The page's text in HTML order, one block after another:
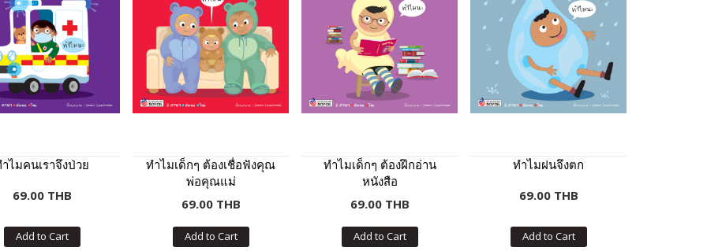
ไมคนเราจึงป่วย
69.00 THB
Add to Cart
ทำไมเด็กๆ ต้องเชื่อฟังคุณ
พ่อคุณแม่
69.00 THB
Add to Cart
ทำไมเด็กๆ ต้องฝึกอ่าน
หนังสือ
69.00 THB
Add to Cart
ทำไมฝนจึงตก
69.00 THB
Add to Cart